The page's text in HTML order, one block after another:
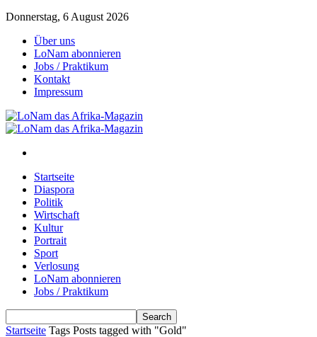
Donnerstag, 6 August 2026
Über uns
LoNam abonnieren
Jobs / Praktikum
Kontakt
Impressum
Startseite
Diaspora
Politik
Wirtschaft
Kultur
Portrait
Sport
Verlosung
LoNam abonnieren
Jobs / Praktikum
Startseite Tags Posts tagged with "Gold"